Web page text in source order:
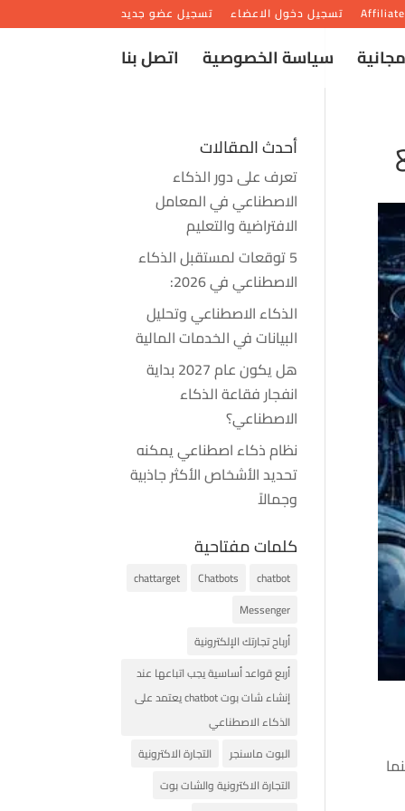
Affiliate تسجيل دخول الاعضاء تسجيل عضو جديد
سياسة الخصوصية اتصل بنا
أحدث المقالات
تعرف على دور الذكاء
الاصطناعي في المعامل
الافتراضية والتعليم
5 توقعات لمستقبل الذكاء
الاصطناعي في 2026:
الذكاء الاصطناعي وتحليل
البيانات في الخدمات المالية
هل يكون عام 2027 بداية
انفجار فقاعة الذكاء
الاصطناعي؟
نظام ذكاء اصطناعي يمكنه
تحديد الأشخاص الأكثر جاذبية
وجمالاً
كلمات مفتاحية
chatbot
Chatbots
chattarget
Messenger
أرباح تجارتك الإلكترونية
أربع قواعد أساسية يجب اتباعها عند
إنشاء شات بوت chatbot يعتمد على
الذكاء الاصطناعي
البوت ماسنجر
التجارة الاكترونية
التجارة الاكترونية والشات بوت